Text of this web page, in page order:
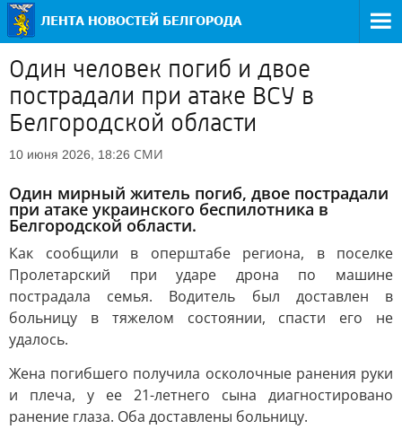
Один человек погиб и двое
пострадали при атаке ВСУ в
Белгородской области
10 июня 2026, 18:26 СМИ
Один мирный житель погиб, двое пострадали
при атаке украинского беспилотника в
Белгородской области.
Как сообщили в оперштабе региона, в поселке
Пролетарский при ударе дрона по машине
пострадала семья. Водитель был доставлен в
больницу в тяжелом состоянии, спасти его не
удалось.
Жена погибшего получила осколочные ранения руки
и плеча, у ее 21-летнего сына диагностировано
ранение глаза. Оба доставлены больницу.